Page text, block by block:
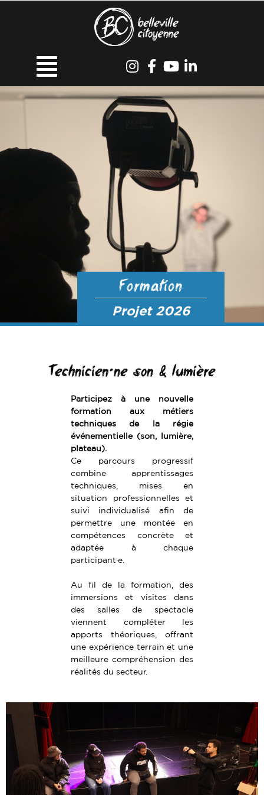
Formation
Projet 2026
Technicien·ne son & lumière
Participez à une nouvelle
formation aux métiers
techniques de la régie
événementielle (son, lumière,
plateau).
Ce parcours progressif
combine apprentissages
techniques, mises en
situation professionnelles et
suivi individualisé afin de
permettre une montée en
compétences concrète et
adaptée à chaque
participant·e.
Au fil de la formation, des
immersions et visites dans
des salles de spectacle
viennent compléter les
apports théoriques, offrant
une expérience terrain et une
meilleure compréhension des
réalités du secteur.